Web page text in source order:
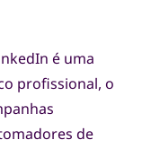
é uma
profissional, o
de